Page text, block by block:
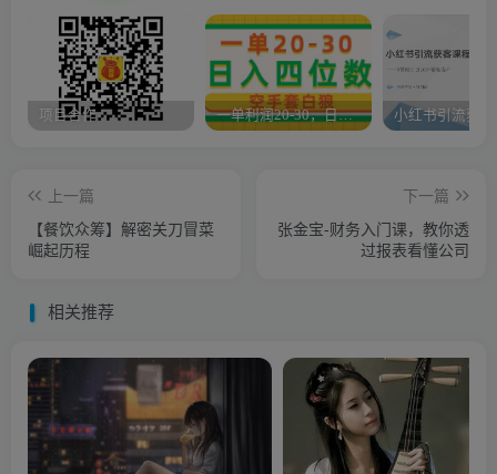
项目合作 一单利润20-30，日入四位数，空手套白狼，只要做就能赚，简单无套路
上一篇
【餐饮众筹】解密关刀冒菜
崛起历程
下一篇
张金宝-财务入门课，教你透
过报表看懂公司
相关推荐